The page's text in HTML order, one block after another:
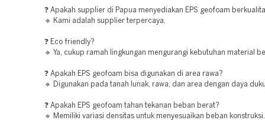
❓ Apakah supplier di Papua menyediakan EPS geofoam
🔹 Kami adalah supplier terpercaya.
❓ Eco friendly?
🔹 Ya, cukup ramah lingkungan mengurangi kebutuhan material
❓ Apakah EPS geofoam bisa digunakan di area rawa?
🔹 Digunakan pada tanah lunak, rawa, dan area dengan daya
❓ Apakah EPS geofoam tahan tekanan beban berat?
🔹 Memiliki variasi densitas untuk menyesuaikan beban konstruksi.